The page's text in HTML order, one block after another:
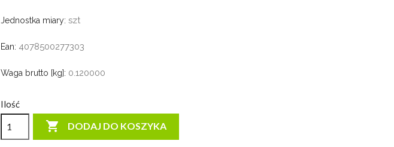
Jednostka miary: szt
Ean: 4078500277303
Waga brutto [kg]: 0.120000
Ilość
 DODAJ DO KOSZYKA